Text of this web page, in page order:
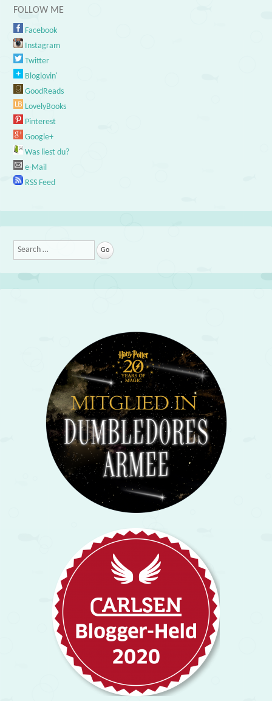
FOLLOW ME
Facebook
Instagram
Twitter
Bloglovin'
GoodReads
LovelyBooks
Pinterest
Google+
Was liest du?
e-Mail
RSS Feed
Search